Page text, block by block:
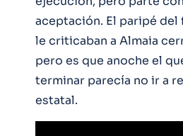
aceptación. El paripé del
le criticaban a Almaia
pero es que anoche el
terminar parecía no ir a
estatal.